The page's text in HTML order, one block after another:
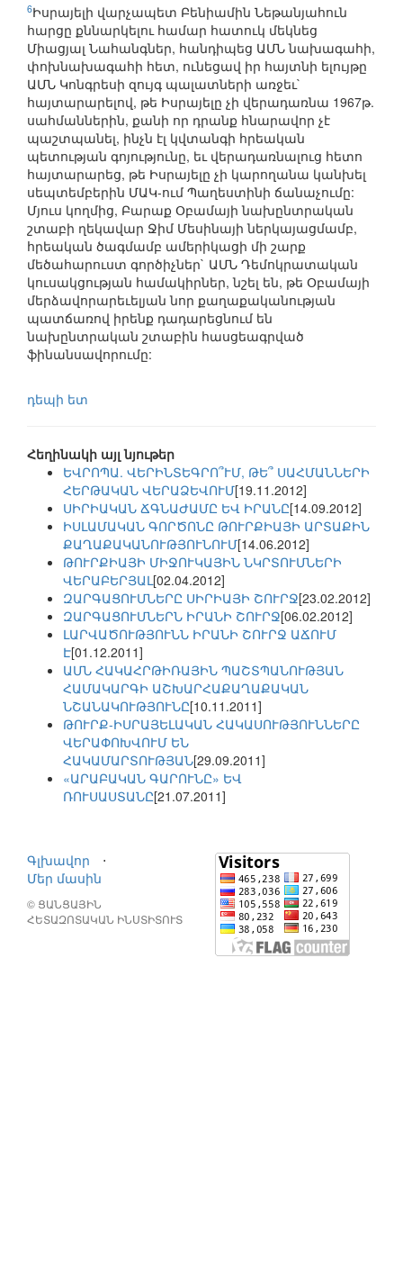
6Իսրայելի վարչապետ Բենիամին Նեթանյահուն
հարցը քննարկելու համար հատուկ մեկնեց
Միացյալ Նահանգներ, հանդիպեց ԱՄՆ նախագահի,
փոխնախագահի հետ, ունեցավ իր հայտնի ելույթը
ԱՄՆ Կոնգրեսի զույգ պալատների առջեւ`
հայտարարելով, թե Իսրայելը չի վերադառնա 1967թ.
սահմաններին, քանի որ դրանք հնարավոր չէ
պաշտպանել, ինչն էլ կվտանգի հրեական
պետության գոյությունը, եւ վերադառնալուց հետո
հայտարարեց, թե Իսրայելը չի կարողանա կանխել
սեպտեմբերին ՄԱԿ-ում Պաղեստինի ճանաչումը:
Մյուս կողմից, Բարաք Օբամայի նախընտրական
շտաբի ղեկավար Ջիմ Մեսինայի ներկայացմամբ,
հրեական ծագմամբ ամերիկացի մի շարք
մեծահարուստ գործիչներ` ԱՄՆ Դեմոկրատական
կուսակցության համակիրներ, նշել են, թե Օբամայի
մերձավորարեւելյան նոր քաղաքականության
պատճառով իրենք դադարեցնում են
նախընտրական շտաբին հասցեագրված
ֆինանսավորումը:
դեպի ետ
Հեղինակի այլ նյութեր
ԵՎՐՈՊԱ. ՎԵՐԻՆՏԵԳՐՈ՞ՒՄ, ԹԵ՞ ՍԱՀՄԱՆՆԵՐԻ
ՀԵՐԹԱԿԱՆ ՎԵՐԱՁԵՎՈՒՄ[19.11.2012]
ՍԻՐԻԱԿԱՆ ՃԳՆԱԺԱՄԸ ԵՎ ԻՐԱՆԸ[14.09.2012]
ԻՍԼԱՄԱԿԱՆ ԳՈՐԾՈՆԸ ԹՈՒՐՔԻԱՅԻ ԱՐՏԱՔԻՆ
ՔԱՂԱՔԱԿԱՆՈՒԹՅՈՒՆՈՒՄ[14.06.2012]
ԹՈՒՐՔԻԱՅԻ ՄԻՋՈՒԿԱՅԻՆ ՆԿՐՏՈՒՄՆԵՐԻ
ՎԵՐԱԲԵՐՅԱԼ[02.04.2012]
ԶԱՐԳԱՑՈՒՄՆԵՐԸ ՍԻՐԻԱՅԻ ՇՈՒՐՋ[23.02.2012]
ԶԱՐԳԱՑՈՒՄՆԵՐՆ ԻՐԱՆԻ ՇՈՒՐՋ[06.02.2012]
ԼԱՐՎԱԾՈՒԹՅՈՒՆՆ ԻՐԱՆԻ ՇՈՒՐՋ ԱՃՈՒՄ
Է[01.12.2011]
ԱՄՆ ՀԱԿԱՀՐԹԻՌԱՅԻՆ ՊԱՇՏՊԱՆՈՒԹՅԱՆ
ՀԱՄԱԿԱՐԳԻ ԱՇԽԱՐՀԱՔԱՂԱՔԱԿԱՆ
ՆՇԱՆԱԿՈՒԹՅՈՒՆԸ[10.11.2011]
ԹՈՒՐՔ-ԻՍՐԱՅԵԼԱԿԱՆ ՀԱԿԱՍՈՒԹՅՈՒՆՆԵՐԸ
ՎԵՐԱՓՈԽՎՈՒՄ ԵՆ
ՀԱԿԱՄԱՐՏՈՒԹՅԱՆ[29.09.2011]
«ԱՐԱԲԱԿԱՆ ԳԱՐՈՒՆԸ» ԵՎ
ՌՈՒՍԱՍՏԱՆԸ[21.07.2011]
Գլխավոր
⋅
Մեր մասին
© ՑԱՆՑԱՅԻՆ
ՀԵՏԱԶՈՏԱԿԱՆ ԻՆՍՏԻՏՈՒՏ